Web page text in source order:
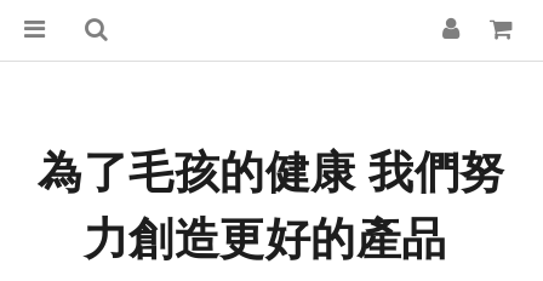
為了毛孩的健康 我們努
力創造更好的產品